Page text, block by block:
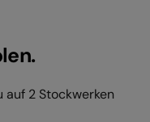
2 Stockwerken